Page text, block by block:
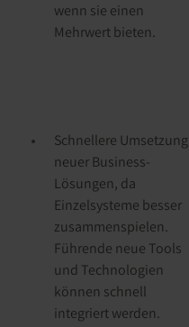
wenn sie einen
Mehrwert bieten.
Schnellere Umsetzung
neuer Business-
Lösungen, da
Einzelsysteme besser
zusammenspielen.
Führende neue Tools
und Technologien
können schnell
integriert werden.